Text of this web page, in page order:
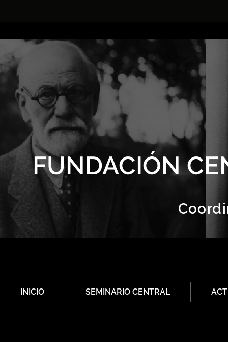
FUNDACIÓN
INICIO SEMINARIO CENTRAL